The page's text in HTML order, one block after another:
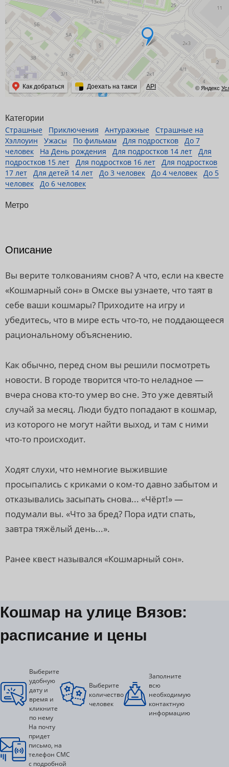
© Яндекс
Как добраться Доехать на такси API
Категории
Страшные Приключения Антуражные
Страшные на
Хэллоуин
Ужасы По фильмам Для подростков
До 7
человек
На День рождения Для подростков 14 лет
Для
подростков 15 лет
Для подростков 16 лет
Для подростков
17 лет
Для детей 14 лет До 3 человек До 4 человек
До 5
человек
До 6 человек
Метро
Описание
Вы верите толкованиям снов? А что, если на квесте
«Кошмарный сон» в Омске вы узнаете, что таят в
себе ваши кошмары? Приходите на игру и
убедитесь, что в мире есть что-то, не поддающееся
рациональному объяснению.
Как обычно, перед сном вы решили посмотреть
новости. В городе творится что-то неладное —
вчера снова кто-то умер во сне. Это уже девятый
случай за месяц. Люди будто попадают в кошмар,
из которого не могут найти выход, и там с ними
что-то происходит.
Ходят слухи, что немногие выжившие
просыпались с криками о ком-то давно забытом и
отказывались засыпать снова... «Чёрт!» —
подумали вы. «Что за бред? Пора идти спать,
завтра тяжёлый день...».
Ранее квест назывался «Кошмарный сон».
Кошмар на улице Вязов:
расписание и цены
Выберите
удобную
дату и
время и
кликните
по нему
Выберите
количество
человек
Заполните
всю
необходимую
контактную
информацию
На почту
придет
письмо, на
телефон СМС
с подробной